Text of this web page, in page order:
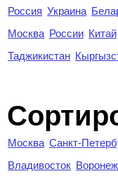
Россия Украина
Москва России Китай
Таджикистан
Москва Санкт-
Владивосток Воронеж